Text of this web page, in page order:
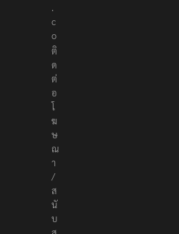
s
.
c
o
ติ
ด
ต่
อ
โ
ฆ
ษ
ณ
า
/
ส
นั